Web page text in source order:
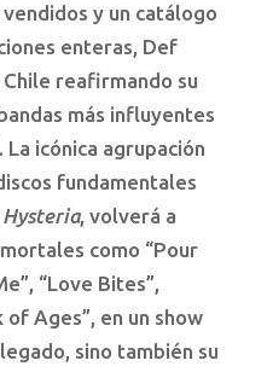
y un catálogo
enteras, Def
reafirmando su
más influyentes
icónica agrupación
fundamentales
Hysteria, volverá a
como “Pour
“Love Bites”,
of Ages”, en un show
sino también su